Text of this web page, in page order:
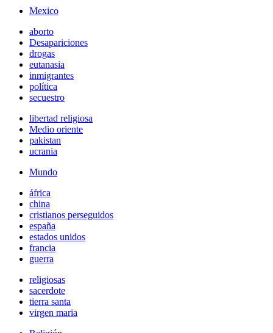
Mexico
aborto
Desapariciones
drogas
eutanasia
inmigrantes
política
secuestro
libertad religiosa
Medio oriente
pakistan
ucrania
Mundo
áfrica
china
cristianos perseguidos
españa
estados unidos
francia
guerra
religiosas
sacerdote
tierra santa
virgen maria